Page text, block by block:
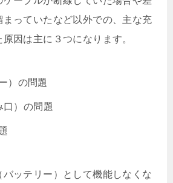
まっていたなど以外での、主な充
因は主に３つになります。
）の問題
口）の問題
ッテリー）として機能しなくな